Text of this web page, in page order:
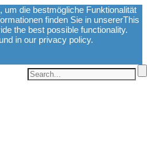
um die bestmögliche Funktionalität
finden Sie in unsererThis
the best possible functionality.
in our privacy policy.